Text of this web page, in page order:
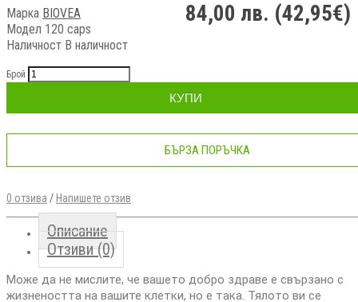
Марка BIOVEA
Модел 120 caps
Наличност В наличност
84,00 лв. (42,95€)
Брой
КУПИ
БЪРЗА ПОРЪЧКА
0 отзива / Напишете отзив
Описание
Отзиви (0)
Може да не мислите, че вашето добро здраве е свързано с
жизнеността на вашите клетки, но е така. Тялото ви се